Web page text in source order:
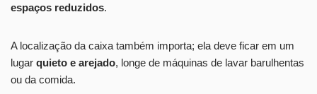
espaços reduzidos.
A localização da caixa também importa; ela deve ficar em um
lugar quieto e arejado, longe de máquinas de lavar barulhentas
ou da comida.